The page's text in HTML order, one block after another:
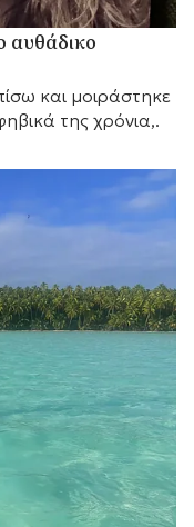
αυθάδικο
και μοιράστηκε
της χρόνια,.